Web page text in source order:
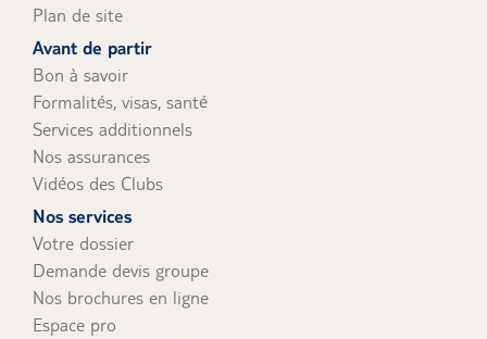
Plan de site
Avant de partir
Bon à savoir
Formalités, visas, santé
Services additionnels
Nos assurances
Vidéos des Clubs
Nos services
Votre dossier
Demande devis groupe
Nos brochures en ligne
Espace pro